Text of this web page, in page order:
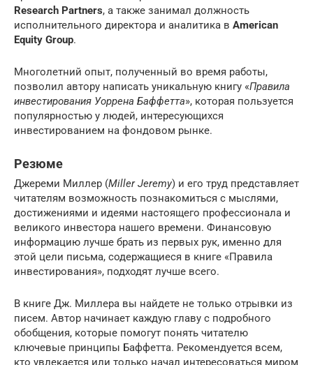
Research Partners, а также занимал должность
исполнительного директора и аналитика в American
Equity Group.
Многолетний опыт, полученный во время работы,
позволил автору написать уникальную книгу «Правила
инвестирования Уоррена Баффетта», которая пользуется
популярностью у людей, интересующихся
инвестированием на фондовом рынке.
Резюме
Джереми Миллер (Miller Jeremy) и его труд представляет
читателям возможность познакомиться с мыслями,
достижениями и идеями настоящего профессионала и
великого инвестора нашего времени. Финансовую
информацию лучше брать из первых рук, именно для
этой цели письма, содержащиеся в книге «Правила
инвестирования», подходят лучше всего.
В книге Дж. Миллера вы найдете не только отрывки из
писем. Автор начинает каждую главу с подробного
обобщения, которые помогут понять читателю
ключевые принципы Баффетта. Рекомендуется всем,
кто увлекается или только начал интересоваться миром